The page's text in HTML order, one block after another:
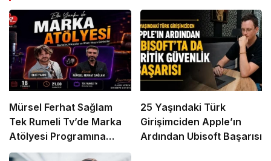
Mürsel Ferhat Sağlam
Tek Rumeli Tv’de Marka
Atölyesi Programına
Konuk Oldu
25 Yaşındaki Türk
Girişimciden Apple’ın
Ardından Ubisoft Başarısı